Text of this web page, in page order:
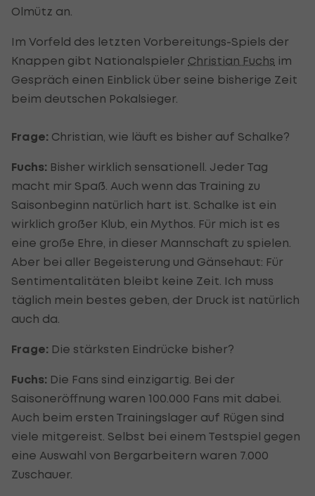
Olmütz an.
Im Vorfeld des letzten Vorbereitungs-Spiels der
Knappen gibt Nationalspieler Christian Fuchs im
Gespräch einen Einblick über seine bisherige Zeit
beim deutschen Pokalsieger.
Frage: Christian, wie läuft es bisher auf Schalke?
Fuchs: Bisher wirklich sensationell. Jeder Tag
macht mir Spaß. Auch wenn das Training zu
Saisonbeginn natürlich hart ist. Schalke ist ein
wirklich großer Klub, ein Mythos. Für mich ist es
eine große Ehre, in dieser Mannschaft zu spielen.
Aber bei aller Begeisterung und Gänsehaut: Für
Sentimentalitäten bleibt keine Zeit. Ich muss
täglich mein bestes geben, der Druck ist natürlich
auch da.
Frage: Die stärksten Eindrücke bisher?
Fuchs: Die Fans sind einzigartig. Bei der
Saisoneröffnung waren 100.000 Fans mit dabei.
Auch beim ersten Trainingslager auf Rügen sind
viele mitgereist. Selbst bei einem Testspiel gegen
eine Auswahl von Bergarbeitern waren 7.000
Zuschauer.